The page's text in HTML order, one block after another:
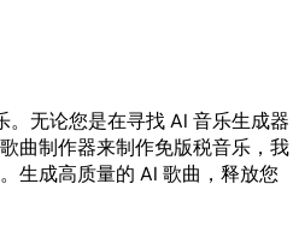
无论您是在寻找 AI 音乐生成器
曲制作器来制作免版税音乐，我
生成高质量的 AI 歌曲，释放您